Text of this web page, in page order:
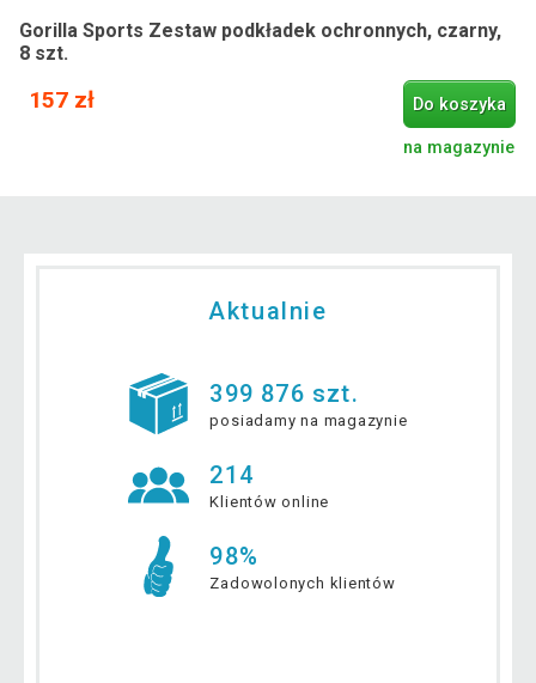
Gorilla Sports Zestaw podkładek ochronnych, czarny,
8 szt.
157 zł Do koszyka
na magazynie
Aktualnie
399 876 szt.
posiadamy na magazynie
214
Klientów online
98%
Zadowolonych klientów